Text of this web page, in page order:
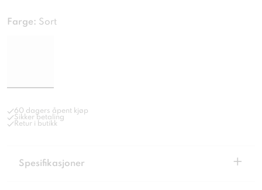
Farge: Sort
60 dagers åpent kjøp
Sikker betaling
Retur i butikk
Spesifikasjoner +